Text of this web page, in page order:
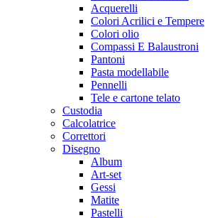
Acquerelli
Colori Acrilici e Tempere
Colori olio
Compassi E Balaustroni
Pantoni
Pasta modellabile
Pennelli
Tele e cartone telato
Custodia
Calcolatrice
Correttori
Disegno
Album
Art-set
Gessi
Matite
Pastelli